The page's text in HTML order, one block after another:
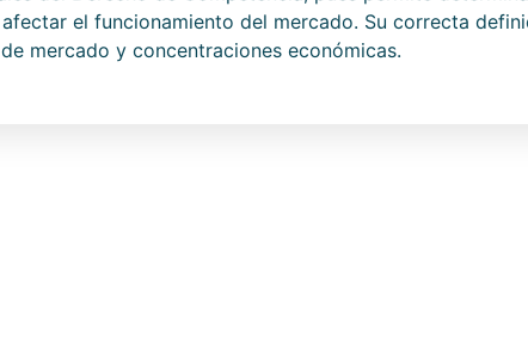
el funcionamiento del mercado. Su correcta
mercado y concentraciones económicas.